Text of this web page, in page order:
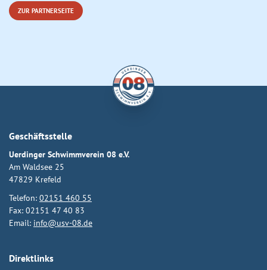
ZUR PARTNERSEITE
Geschäftsstelle
Uerdinger Schwimmverein 08 e.V.
Am Waldsee 25
47829 Krefeld
Telefon: 02151 460 55
Fax: 02151 47 40 83
Email: info@usv-08.de
Direktlinks